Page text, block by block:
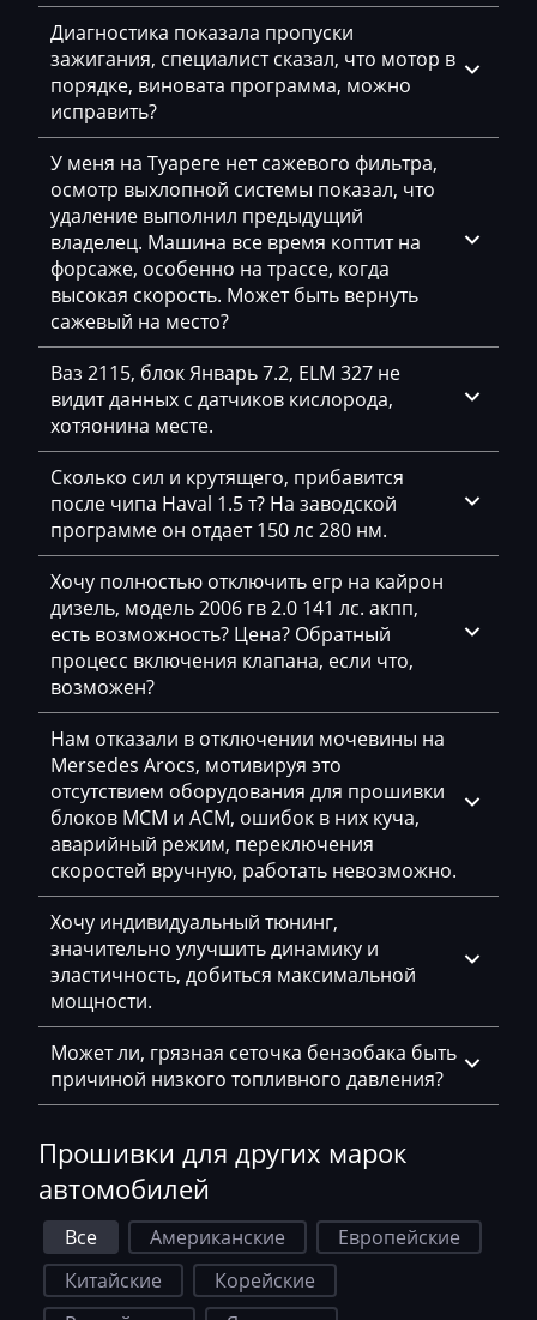
Challenger
Changan
Changhe
Chery
Chevrolet
Chrysler
Citroen
Claas
CMI
Comacchio
Cupra
Dacia
Daewoo
DAF
Daihatsu
Dammann
Derways
Deutz
Dewulf
Dieci
Dodge
Dongfeng
Doosan
Doppstadt
Dynapac
EcoLog
Eggersmann
Exeed
Extreme moto
Диагностика показала пропуски
зажигания, специалист сказал, что мотор в
порядке, виновата программа, можно
исправить?
У меня на Туареге нет сажевого фильтра,
осмотр выхлопной системы показал, что
удаление выполнил предыдущий
владелец. Машина все время коптит на
форсаже, особенно на трассе, когда
высокая скорость. Может быть вернуть
сажевый на место?
Ваз 2115, блок Январь 7.2, ELM 327 не
видит данных с датчиков кислорода,
хотяонина месте.
Сколько сил и крутящего, прибавится
после чипа Haval 1.5 т? На заводской
программе он отдает 150 лс 280 нм.
Хочу полностью отключить егр на кайрон
дизель, модель 2006 гв 2.0 141 лс. акпп,
есть возможность? Цена? Обратный
процесс включения клапана, если что,
возможен?
Нам отказали в отключении мочевины на
Mersedes Arocs, мотивируя это
отсутствием оборудования для прошивки
блоков MCM и ACM, ошибок в них куча,
аварийный режим, переключения
скоростей вручную, работать невозможно.
Хочу индивидуальный тюнинг,
значительно улучшить динамику и
эластичность, добиться максимальной
мощности.
Может ли, грязная сеточка бензобака быть
причиной низкого топливного давления?
Прошивки для других марок
автомобилей
Все Американские
Европейские
Китайские
Корейские